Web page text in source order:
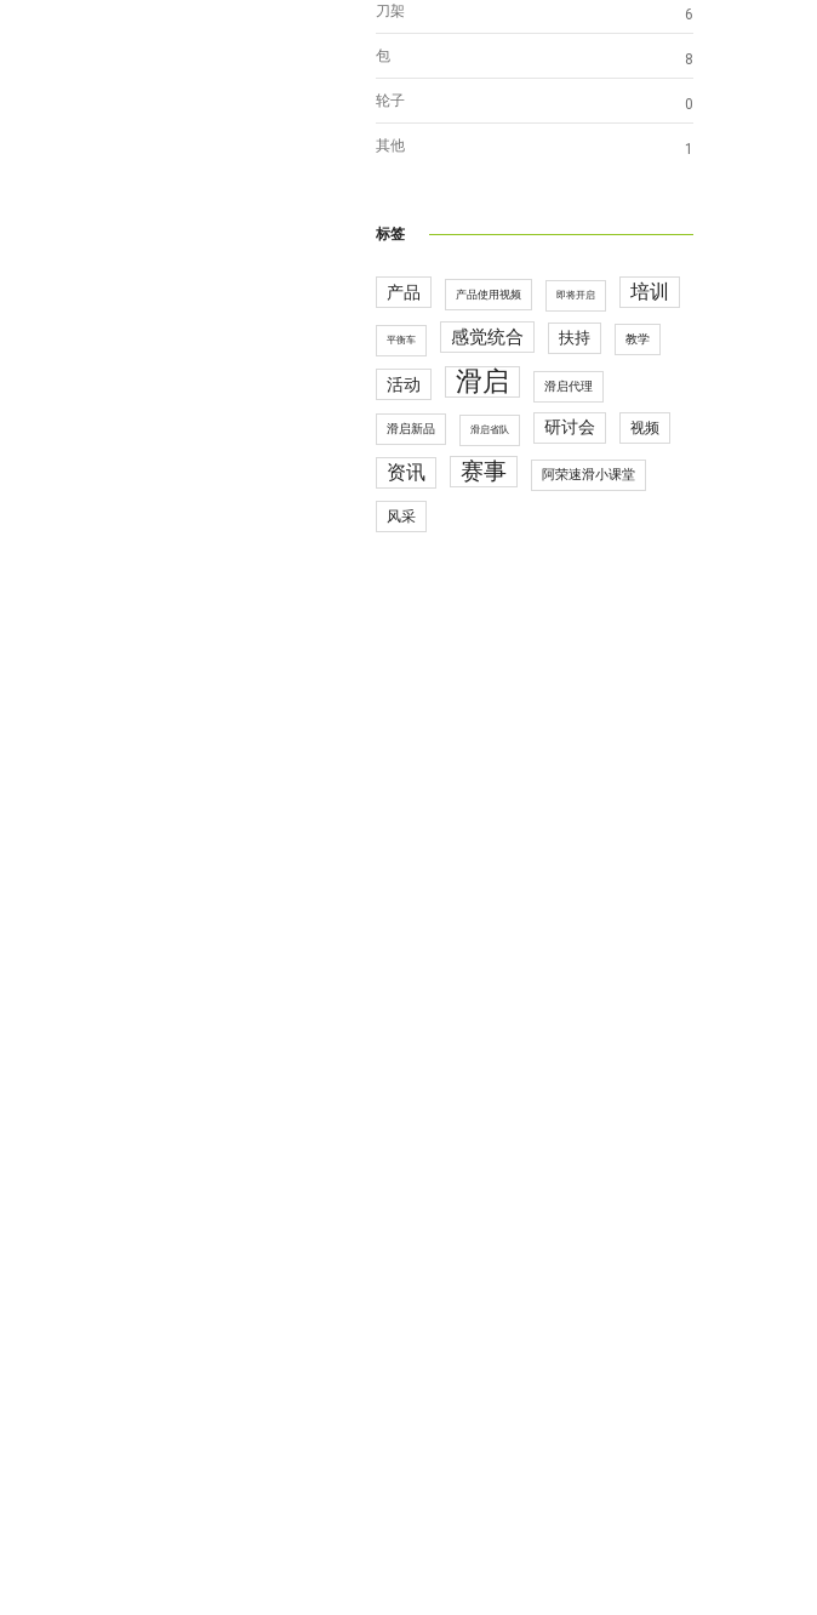
刀架 6
包 8
轮子 0
其他 1
标签
产品 产品使用视频 即将开启 培训
平衡车 感觉统合 扶持 教学
活动 滑启 滑启代理
滑启新品 滑启省队 研讨会 视频
资讯 赛事 阿荣速滑小课堂
风采